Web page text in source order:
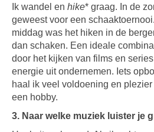
Ik wandel en hike* graag. In de
geweest voor een
middag was het hiken in de
dan schaken. Een ideale
door het kijken van films en
energie uit ondernemen. Iets
haal ik veel voldoening en
een hobby.
3. Naar welke muziek luister je